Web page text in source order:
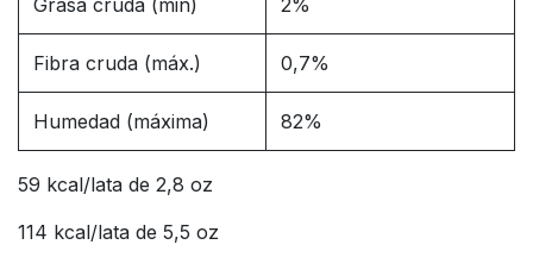
Grasa cruda (min) 2%
Fibra cruda (máx.) 0,7%
Humedad (máxima) 82%
59 kcal/lata de 2,8 oz
114 kcal/lata de 5,5 oz